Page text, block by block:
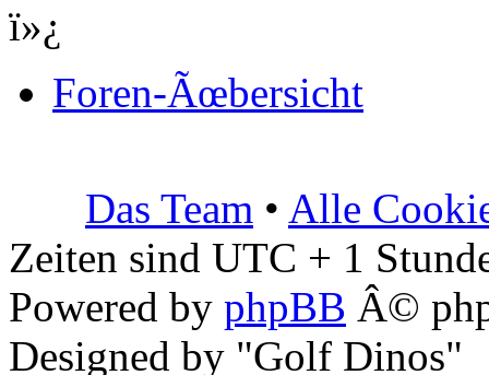
ï»¿
Foren-Ãœbersicht
Das Team • Alle
Zeiten sind UTC + 1
Powered by phpBB Â©
Designed by "Golf Dinos"